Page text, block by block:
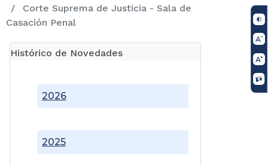
Corte Suprema de Justicia - Sala de
Casación Penal
Histórico de Novedades
2025
2026